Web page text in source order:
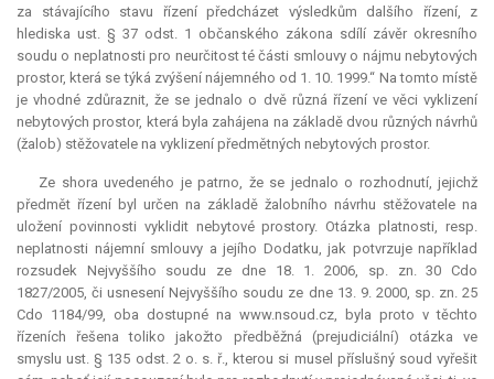
za stávajícího stavu řízení předcházet výsledkům dalšího řízení, z
hlediska ust. § 37 odst. 1 občanského zákona sdílí závěr okresního
soudu o neplatnosti pro neurčitost té části smlouvy o nájmu nebytových
prostor, která se týká zvýšení nájemného od 1. 10. 1999.“ Na tomto místě
je vhodné zdůraznit, že se jednalo o dvě různá řízení ve věci vyklizení
nebytových prostor, která byla zahájena na základě dvou různých návrhů
(žalob) stěžovatele na vyklizení předmětných nebytových prostor.
Ze shora uvedeného je patrno, že se jednalo o rozhodnutí, jejichž
předmět řízení byl určen na základě žalobního návrhu stěžovatele na
uložení povinnosti vyklidit nebytové prostory. Otázka platnosti, resp.
neplatnosti nájemní smlouvy a jejího Dodatku, jak potvrzuje například
rozsudek Nejvyššího soudu ze dne 18. 1. 2006, sp. zn. 30 Cdo
1827/2005, či usnesení Nejvyššího soudu ze dne 13. 9. 2000, sp. zn. 25
Cdo 1184/99, oba dostupné na www.nsoud.cz, byla proto v těchto
řízeních řešena toliko jakožto předběžná (prejudiciální) otázka ve
smyslu ust. § 135 odst. 2 o. s. ř., kterou si musel příslušný soud vyřešit